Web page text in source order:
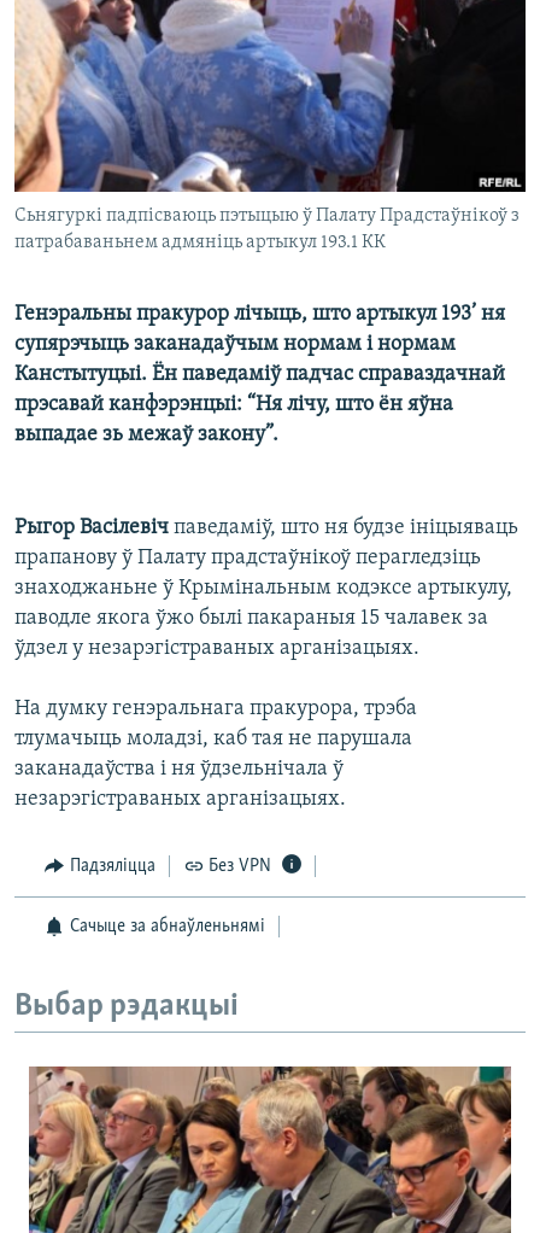
КУЛЬТУРА
КАЛЯНДАР
МОВА
НА ХВАЛЯХ СВАБОДЫ
Сьнягуркі падпісваюць пэтыцыю ў Палату Прадстаўнікоў з
патрабаваньнем адмяніць артыкул 193.1 КК
Генэральны пракурор лічыць, што артыкул 193’ ня
супярэчыць заканадаўчым нормам і нормам
Канстытуцыі. Ён паведаміў падчас справаздачнай
прэсавай канфэрэнцыі: “Ня лічу, што ён яўна
выпадае зь межаў закону”.
Рыгор Васілевіч паведаміў, што ня будзе ініцыяваць
прапанову ў Палату прадстаўнікоў перагледзіць
знаходжаньне ў Крымінальным кодэксе артыкулу,
паводле якога ўжо былі пакараныя 15 чалавек за
ўдзел у незарэгістраваных арганізацыях.
На думку генэральнага пракурора, трэба
тлумачыць моладзі, каб тая не парушала
заканадаўства і ня ўдзельнічала ў
незарэгістраваных арганізацыях.
Падзяліцца Без VPN
Сачыце за абнаўленьнямі
Выбар рэдакцыі